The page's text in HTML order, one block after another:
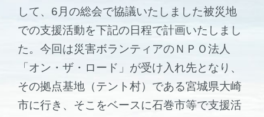
して、6月の総会で協議いたしました被災地
での支援活動を下記の日程で計画いたしまし
た。今回は災害ボランティアのＮＰＯ法人
「オン・ザ・ロード」が受け入れ先となり、
その拠点基地（テント村）である宮城県大崎
市に行き、そこをベースに石巻市等で支援活